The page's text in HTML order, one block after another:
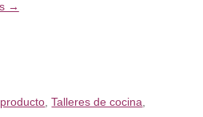
→
,Talleres de cocina,